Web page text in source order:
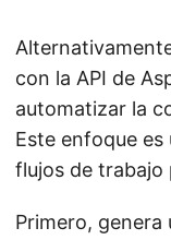
con la API de
automatizar la
Este enfoque
flujos de trabajo
Primero,